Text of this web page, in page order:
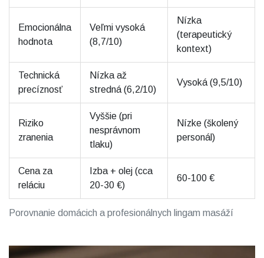
Porovnanie domácich a profesionálnych lingam masáží
Emocionálna
hodnota
Veľmi vysoká
(8,7/10)
Nízka
(terapeutický
kontext)
Technická
precíznosť
Nízka až
stredná (6,2/10)
Vysoká (9,5/10)
Riziko
zranenia
Vyššie (pri
nesprávnom
tlaku)
Nízke (školený
personál)
Cena za
reláciu
Izba + olej (cca
20-30 €)
60-100 €